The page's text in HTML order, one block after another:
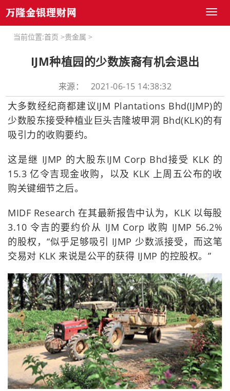
Toggle
当前位置:首页 >贵金属 >
IJM种植园的少数族裔有机会退出
来源： 2021-06-15 14:38:32
大多数经纪商都建议IJM Plantations Bhd(IJMP)的
少数股东接受种植业巨头吉隆坡甲洞 Bhd(KLK)的有
吸引力的收购要约。
这是继 IJMP 的大股东IJM Corp Bhd接受 KLK 的
15.3 亿令吉现金收购，以及 KLK 上周五公布的收
购关键细节之后。
MIDF Research 在其最新报告中认为，KLK 以每股
3.10 令吉的要约价从 IJM Corp 收购 IJMP 56.2%
的股权，“似乎足够吸引 IJMP 少数派接受，而这笔
交易对 KLK 来说是公平的获得 IJMP 的控股权。”